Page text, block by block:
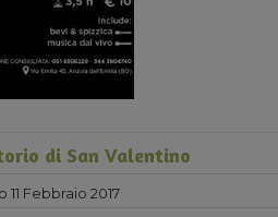
di San Valentino
11 Febbraio 2017